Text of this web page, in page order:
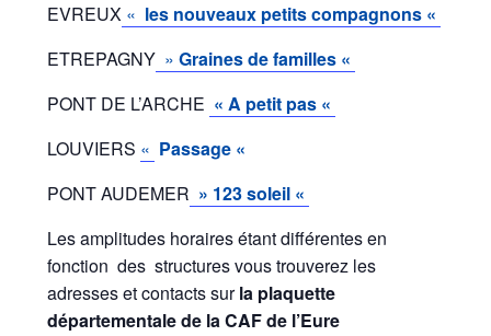
EVREUX« les nouveaux petits compagnons «
ETREPAGNY» Graines de familles «
PONT DE L’ARCHE « A petit pas «
LOUVIERS « Passage «
PONT AUDEMER » 123 soleil «
Les amplitudes horaires étant différentes en
fonction des structures vous trouverez les
adresses et contacts surla plaquette
départementale de la CAF de l’Eure